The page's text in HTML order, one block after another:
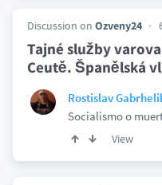
Discussion on Ozveny24
Tajné služby
Ceutě. Španělská
Rostislav
Socialismo o
View